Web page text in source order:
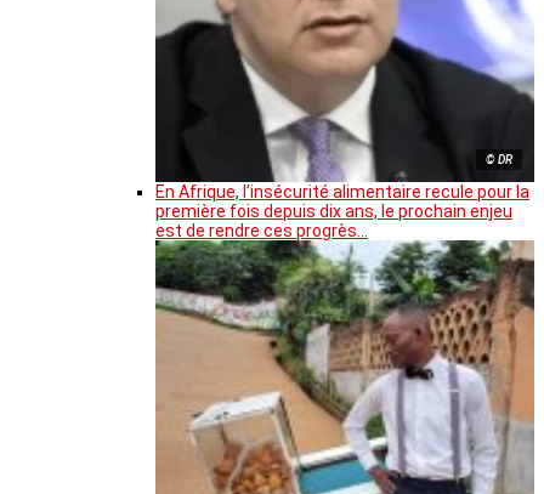
© DR
En Afrique, l’insécurité alimentaire recule pour la
première fois depuis dix ans, le prochain enjeu
est de rendre ces progrès…